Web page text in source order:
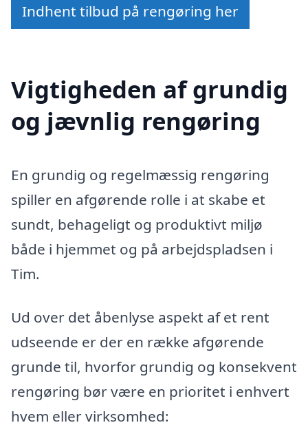
Indhent tilbud på rengøring her
Vigtigheden af grundig
og jævnlig rengøring
En grundig og regelmæssig rengøring
spiller en afgørende rolle i at skabe et
sundt, behageligt og produktivt miljø
både i hjemmet og på arbejdspladsen i
Tim.
Ud over det åbenlyse aspekt af et rent
udseende er der en række afgørende
grunde til, hvorfor grundig og konsekvent
rengøring bør være en prioritet i enhvert
hvem eller virksomhed: